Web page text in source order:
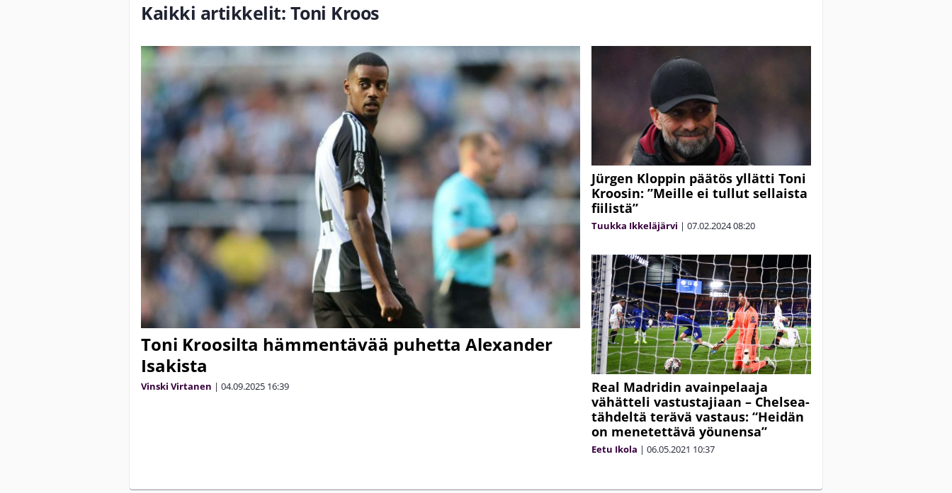
Kaikki artikkelit: Toni Kroos
Toni Kroosilta hämmentävää puhetta Alexander
Isakista
Vinski Virtanen | 04.09.2025 16:39
Jürgen Kloppin päätös yllätti Toni
Kroosin: ”Meille ei tullut sellaista
fiilistä”
Tuukka Ikkeläjärvi | 07.02.202408:20
Real Madridin avainpelaaja
vähätteli vastustajiaan – Chelsea-
tähdeltä terävä vastaus: “Heidän
on menetettävä yöunensa”
Eetu Ikola | 06.05.2021 10:37